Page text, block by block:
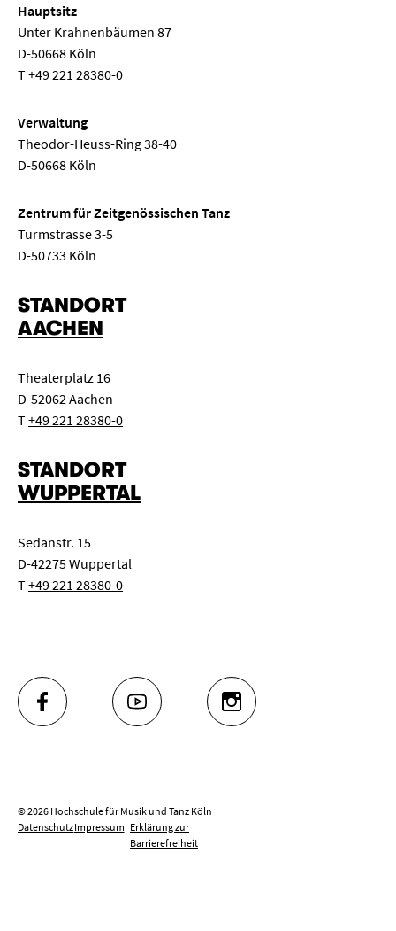
Hauptsitz
Unter Krahnenbäumen 87
D-50668 Köln
T+49 221 28380-0
Verwaltung
Theodor-Heuss-Ring 38-40
D-50668 Köln
Zentrum für Zeitgenössischen Tanz
Turmstrasse 3-5
D-50733 Köln
STANDORT
AACHEN
Theaterplatz 16
D-52062 Aachen
T+49 221 28380-0
STANDORT
WUPPERTAL
Sedanstr. 15
D-42275 Wuppertal
T+49 221 28380-0
FACEBOOK YOUTUBE INSTAGRAM
© 2026 Hochschule für Musik und Tanz Köln
DatenschutzImpressum Erklärung zur
Barrierefreiheit